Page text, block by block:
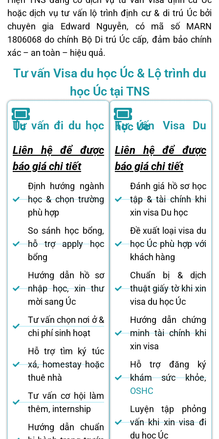
hoặc dịch vụ tư vấn lộ trình định cư & di trú Úc bởi
chuyên gia Edward Nguyễn, có mã số MARN
1806068 do chính Bộ Di trú Úc cấp, đảm bảo chính
xác – an toàn – hiệu quả.
Tư vấn Visa du học Úc & Lộ trình du
học Úc tại TNS
Tư vấn đi du học Úc
Liên hệ để được
báo giá chi tiết
Định hướng ngành
học & chọn trường
phù hợp
So sánh học bổng,
hỗ trợ apply học
bổng
Hướng dẫn hồ sơ
nhập học, xin thư
mời sang Úc
Tư vấn chọn nơi ở &
chi phí sinh hoạt
Hỗ trợ tìm ký túc
xá, homestay hoặc
thuê nhà
Tư vấn cơ hội làm
thêm, internship
Hướng dẫn chuẩn
Tư vấn Visa Du học Úc
Liên hệ để được
báo giá chi tiết
Đánh giá hồ sơ học
tập & tài chính khi
xin visa Du học
Đề xuất loại visa du
học Úc phù hợp với
khách hàng
Chuẩn bị & dịch
thuật giấy tờ khi xin
visa du học Úc
Hướng dẫn chứng
minh tài chính khi
xin visa
Hỗ trợ đăng ký
khám sức khỏe,
OSHC
Luyện tập phỏng
vấn khi xin visa đi
du học Úc